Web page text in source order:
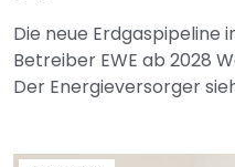
Die neue Erdgaspipeline
Betreiber EWE ab 2028
Der Energieversorger